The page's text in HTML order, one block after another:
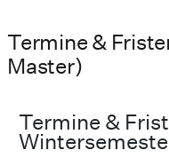
Termine &
Master)
Termine &